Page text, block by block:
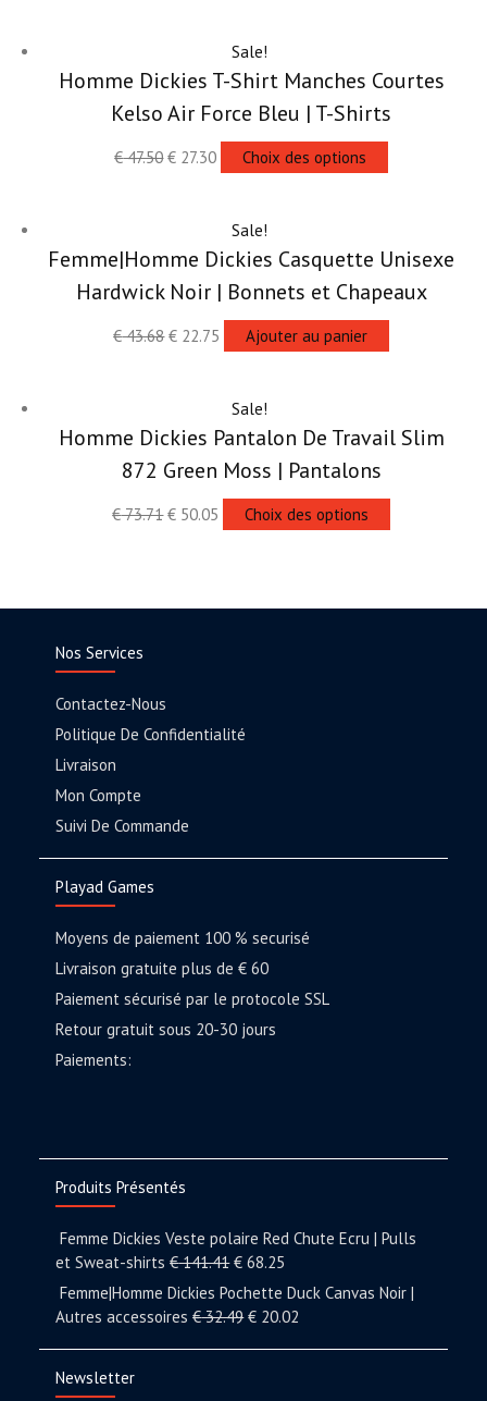
Sale!
Homme Dickies T-Shirt Manches Courtes
Kelso Air Force Bleu | T-Shirts
€47.50 € 27.30 Choix des options
Sale!
Femme|Homme Dickies Casquette Unisexe
Hardwick Noir | Bonnets et Chapeaux
€43.68 € 22.75 Ajouter au panier
Sale!
Homme Dickies Pantalon De Travail Slim
872 Green Moss | Pantalons
€73.71 € 50.05 Choix des options
Nos Services
Contactez-Nous
Politique De Confidentialité
Livraison
Mon Compte
Suivi De Commande
Playad Games
Moyens de paiement 100 % securisé
Livraison gratuite plus de € 60
Paiement sécurisé par le protocole SSL
Retour gratuit sous 20-30 jours
Paiements:
Produits Présentés
Femme Dickies Veste polaire Red Chute Ecru | Pulls
et Sweat-shirts €141.41 € 68.25
Femme|Homme Dickies Pochette Duck Canvas Noir |
Autres accessoires €32.49 € 20.02
Newsletter